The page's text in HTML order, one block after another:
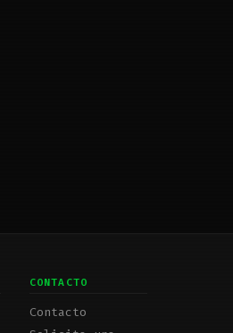
CONTACTO
Contacto